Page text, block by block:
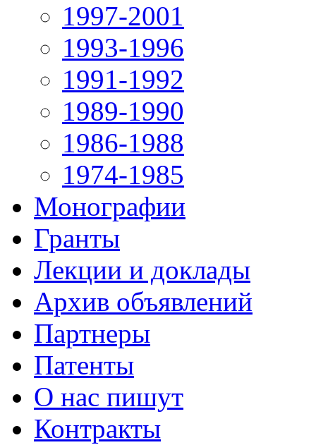
1997-2001
1993-1996
1991-1992
1989-1990
1986-1988
1974-1985
Монографии
Гранты
Лекции и доклады
Архив объявлений
Партнеры
Патенты
О нас пишут
Контракты